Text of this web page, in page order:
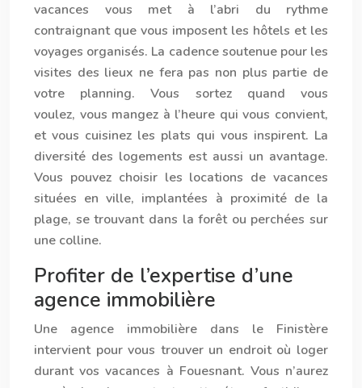
vacances vous met à l’abri du rythme
contraignant que vous imposent les hôtels et les
voyages organisés. La cadence soutenue pour les
visites des lieux ne fera pas non plus partie de
votre planning. Vous sortez quand vous
voulez, vous mangez à l’heure qui vous convient,
et vous cuisinez les plats qui vous inspirent. La
diversité des logements est aussi un avantage.
Vous pouvez choisir les locations de vacances
situées en ville, implantées à proximité de la
plage, se trouvant dans la forêt ou perchées sur
une colline.
Profiter de l’expertise d’une
agence immobilière
Une agence immobilière dans le Finistère
intervient pour vous trouver un endroit où loger
durant vos vacances à Fouesnant. Vous n’aurez